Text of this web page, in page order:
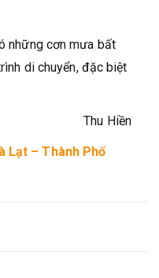
những cơn mưa bất
di chuyển, đặc biệt
Thu Hiền
Lạt – Thành Phố